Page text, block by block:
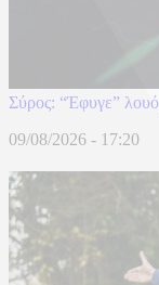
Σύρος: “Έφυγε”
09/08/2026 - 17:20